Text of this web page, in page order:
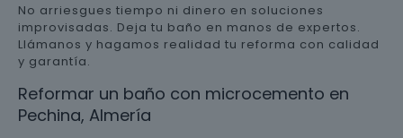
No arriesgues tiempo ni dinero en soluciones
improvisadas. Deja tu baño en manos de expertos.
Llámanos y hagamos realidad tu reforma con calidad
y garantía.
Reformar un baño con microcemento en
Pechina, Almería